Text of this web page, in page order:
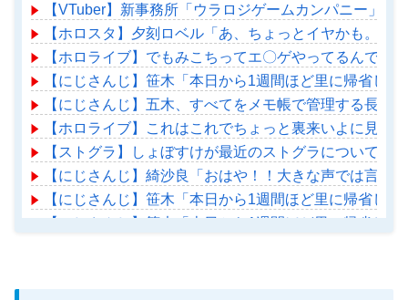
【VTuber】新事務所「ウラロジゲームカンパニー」
【ホロスタ】夕刻ロベル「あ、ちょっとイヤかも。
【ホロライブ】でもみこちってエ〇ゲやってるんで
【にじさんじ】笹木「本日から1週間ほど里に帰省し
【にじさんじ】五木、すべてをメモ帳で管理する長
【ホロライブ】これはこれでちょっと裏来いよに見える
【ストグラ】しょぼすけが最近のストグラについて教
【にじさんじ】綺沙良「おはや！！大きな声では言
【にじさんじ】笹木「本日から1週間ほど里に帰省し
【にじさんじ】笹木「本日から1週間ほど里に帰省し